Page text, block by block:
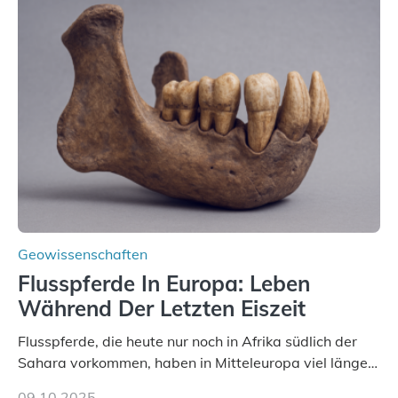
erzeugt durch Magma oder Gase, die sich durch
Schlote einen Weg nach oben bahnen? Jun.-Prof. Dr.
Miriam Christina Reiss, Vulkanseismologin an der
Johannes Gutenberg-Universität Mainz (JGU), und ihr
Team haben am Vulkan Oldoinyo Lengai in Tansania
solche Tremore lokalisiert. „Wir konnten die Tremore
nicht nur nachweisen, sondern ihren Ort in…
Geowissenschaften
Flusspferde In Europa: Leben
Während Der Letzten Eiszeit
Flusspferde, die heute nur noch in Afrika südlich der
Sahara vorkommen, haben in Mitteleuropa viel länger